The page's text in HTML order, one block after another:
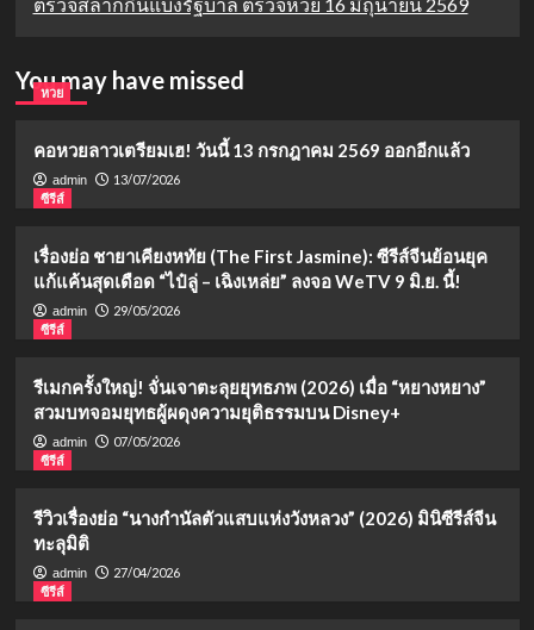
You may have missed
หวย
คอหวยลาวเตรียมเฮ! วันนี้ 13 กรกฎาคม 2569 ออกอีกแล้ว
admin
13/07/2026
ซีรีส์
เรื่องย่อ ชายาเคียงหทัย (The First Jasmine): ซีรีส์จีนย้อนยุค
แก้แค้นสุดเดือด “ไป๋ลู่ – เฉิงเหล่ย” ลงจอ WeTV 9 มิ.ย. นี้!
admin
29/05/2026
ซีรีส์
รีเมกครั้งใหญ่! จั่นเจาตะลุยยุทธภพ (2026) เมื่อ “หยางหยาง”
สวมบทจอมยุทธผู้ผดุงความยุติธรรมบน Disney+
admin
07/05/2026
ซีรีส์
รีวิวเรื่องย่อ “นางกำนัลตัวแสบแห่งวังหลวง” (2026) มินิซีรีส์จีน
ทะลุมิติ
admin
27/04/2026
ซีรีส์